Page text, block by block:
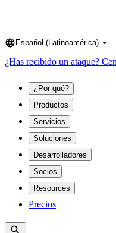
Language
Español (Latinoamérica)
¿Has recibido un ataque?
¿Por qué?
Productos
Servicios
Soluciones
Desarrolladores
Socios
Resources
Precios